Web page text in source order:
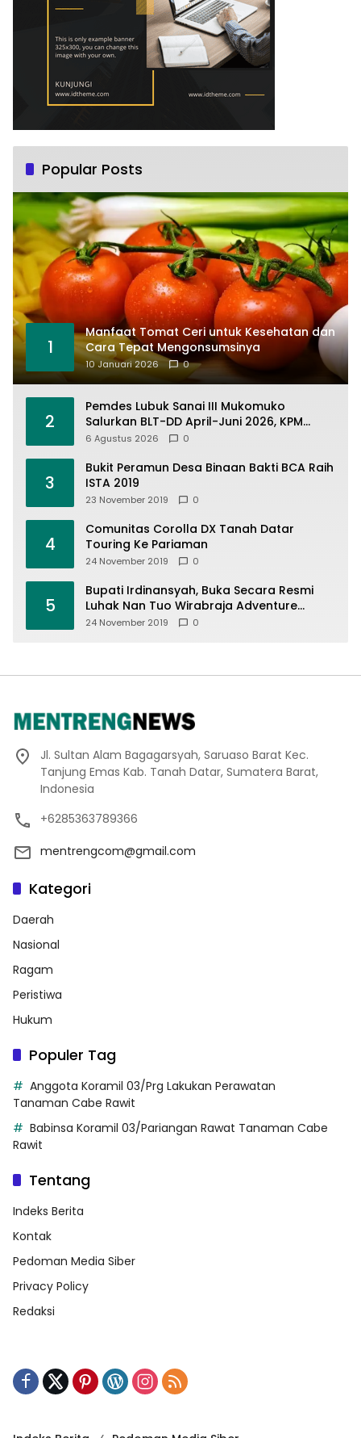
Popular Posts
1
Manfaat Tomat Ceri untuk Kesehatan dan
Cara Tepat Mengonsumsinya
10 Januari 2026 0
2
Pemdes Lubuk Sanai III Mukomuko
Salurkan BLT-DD April-Juni 2026, KPM
Terima Rp900 Ribu
6 Agustus 2026 0
3
Bukit Peramun Desa Binaan Bakti BCA Raih
ISTA 2019
23 November 2019 0
4
Comunitas Corolla DX Tanah Datar
Touring Ke Pariaman
24 November 2019 0
5
Bupati Irdinansyah, Buka Secara Resmi
Luhak Nan Tuo Wirabraja Adventure
Offroad 2019
24 November 2019 0
Jl. Sultan Alam Bagagarsyah, Saruaso Barat Kec.
Tanjung Emas Kab. Tanah Datar, Sumatera Barat,
Indonesia
+6285363789366
mentrengcom@gmail.com
Kategori
Daerah
Nasional
Ragam
Peristiwa
Hukum
Populer Tag
Anggota Koramil 03/Prg Lakukan Perawatan
Tanaman Cabe Rawit
Babinsa Koramil 03/Pariangan Rawat Tanaman Cabe
Rawit
Tentang
Indeks Berita
Kontak
Pedoman Media Siber
Privacy Policy
Redaksi